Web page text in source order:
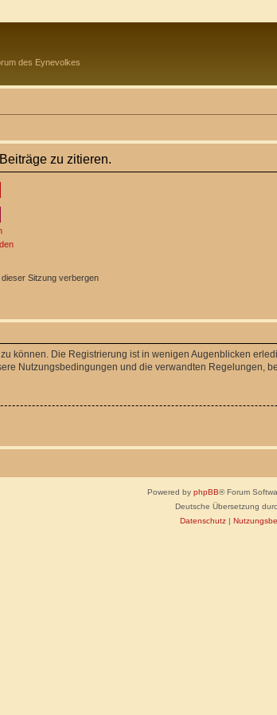
des Eynevolkes
zu zitieren.
Sitzung verbergen
können. Die Registrierung ist in wenigen Augenblicken
Nutzungsbedingungen und die verwandten
Powered by phpBB® Forum
Deutsche Übersetzung
Datenschutz|